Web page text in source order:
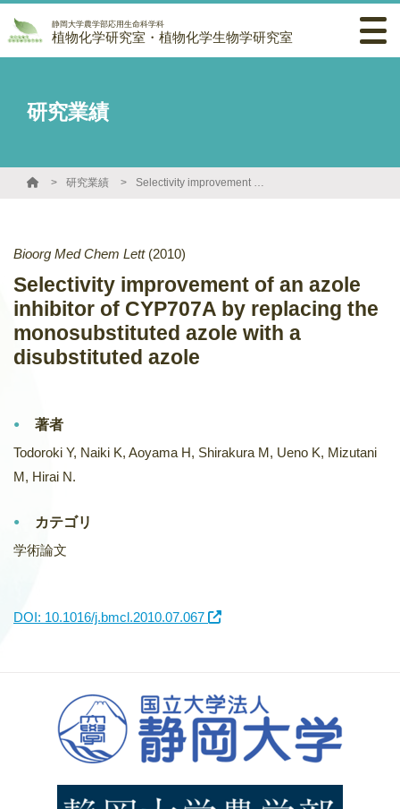
静岡大学農学部応用生命科学科
植物化学研究室・植物化学生物学研究室
研究業績
研究業績 Selectivity improvement of an azole inhibitor of CYP707A by replacing the monosubstituted azole with a disubstituted azole
Bioorg Med Chem Lett (2010)
Selectivity improvement of an azole
inhibitor of CYP707A by replacing the
monosubstituted azole with a
disubstituted azole
著者
Todoroki Y, Naiki K, Aoyama H, Shirakura M, Ueno K, Mizutani
M, Hirai N.
カテゴリ
学術論文
DOI: 10.1016/j.bmcl.2010.07.067